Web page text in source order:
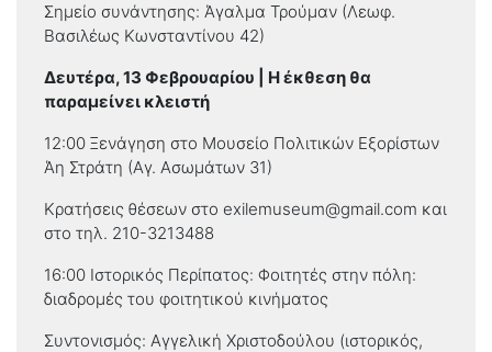
Σημείο συνάντησης: Άγαλμα Τρούμαν (Λεωφ.
Βασιλέως Κωνσταντίνου 42)
Δευτέρα, 13 Φεβρουαρίου | Η έκθεση θα
παραμείνει κλειστή
12:00 Ξενάγηση στο Μουσείο Πολιτικών Εξορίστων
Άη Στράτη (Αγ. Ασωμάτων 31)
Κρατήσεις θέσεων στο exilemuseum@gmail.com και
στο τηλ. 210-3213488
16:00 Ιστορικός Περίπατος: Φοιτητές στην πόλη:
διαδρομές του φοιτητικού κινήματος
Συντονισμός: Αγγελική Χριστοδούλου (ιστορικός,